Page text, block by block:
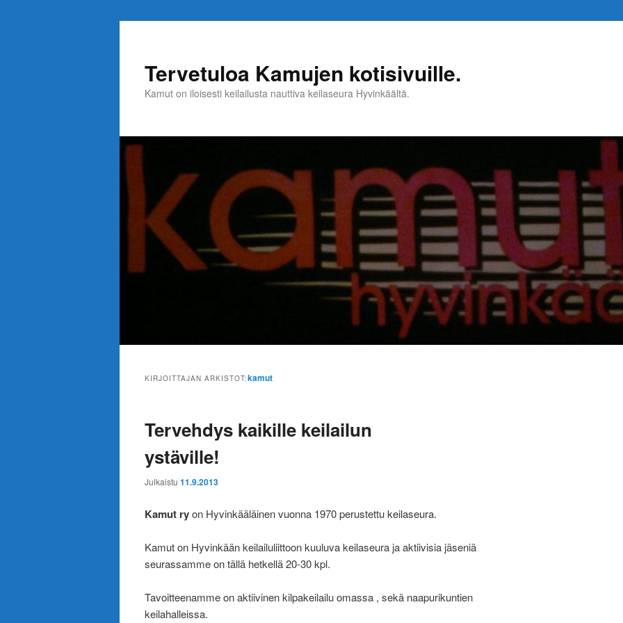
Tervetuloa Kamujen kotisivuille.
Kamut on iloisesti keilailusta nauttiva keilaseura Hyvinkäältä.
KIRJOITTAJAN ARKISTOT:kamut
Tervehdys kaikille keilailun
ystäville!
Julkaistu 11.9.2013
Kamut ryon Hyvinkääläinen vuonna 1970 perustettu keilaseura.
Kamut on Hyvinkään keilailuliittoon kuuluva keilaseura ja aktiivisia jäseniä
seurassamme on tällä hetkellä 20-30 kpl.
Tavoitteenamme on aktiivinen kilpakeilailu omassa , sekä naapurikuntien
keilahalleissa.